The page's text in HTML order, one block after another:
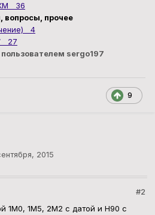
36
вопросы, прочее
4
27
пользователем sergo197
9
2015
#2
1М0, 1М5, 2М2 с датой и Н90 с